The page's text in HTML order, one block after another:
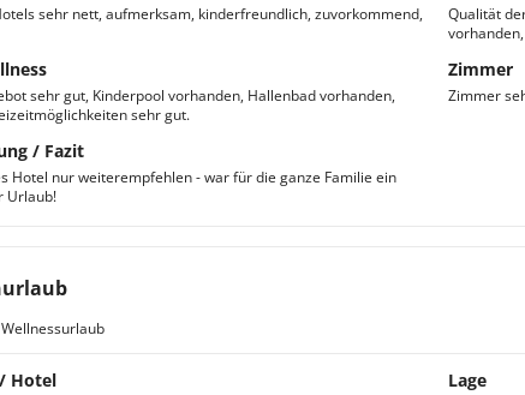
sehr nett, aufmerksam, kinderfreundlich, zuvorkommend,
Qualität
sehr gut, Kinderpool vorhanden, Hallenbad vorhanden,
sehr gut.
Zimmer
Zimmer
/ Fazit
Hotel nur weiterempfehlen - war für die ganze Familie ein
Urlaub!
Hotel Lage